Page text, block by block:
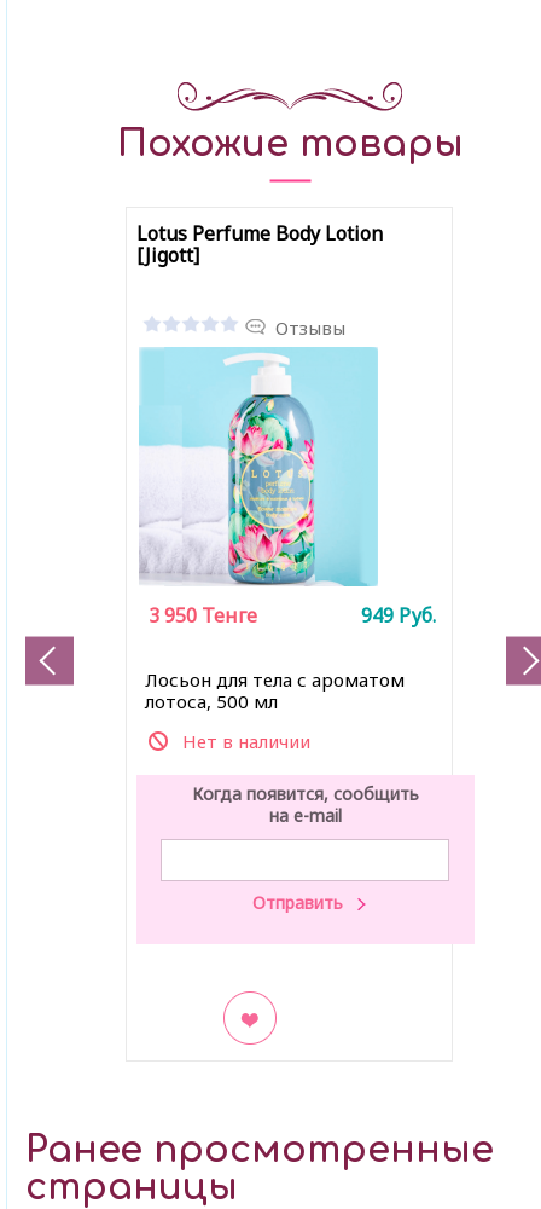
Похожие товары
Lotus Perfume Body Lotion
[Jigott]
Отзывы
Лосьон для тела с ароматом
лотоса, 500 мл
Нет в наличии
3 950 Тенге 949 Руб.
Когда появится, сообщить
на e-mail
Ранее просмотренные
страницы